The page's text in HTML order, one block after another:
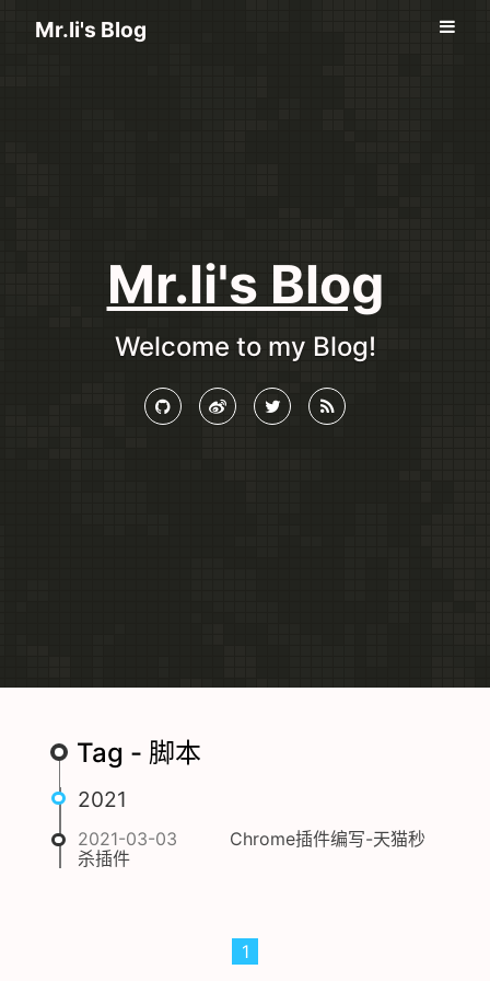
Mr.li's Blog
Mr.li's Blog
Welcome to my Blog!
Tag - 脚本
2021
2021-03-03
Chrome插件编写-天猫秒
杀插件
1